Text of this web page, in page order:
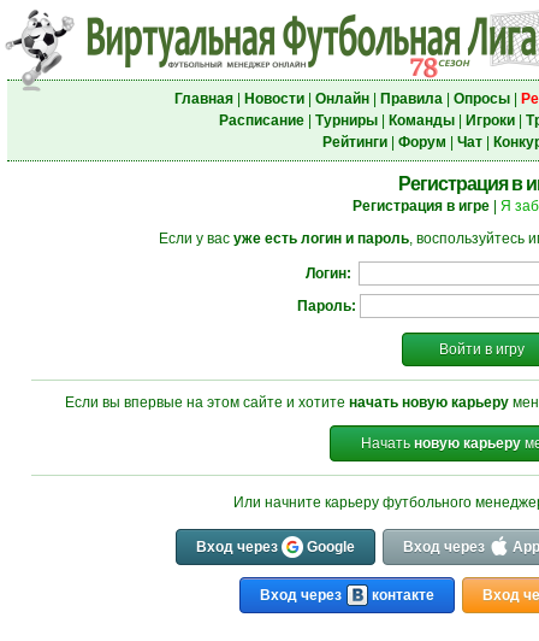
Главная| Новости| Онлайн| Правила| Опросы|
Расписание| Турниры| Команды| Игроки|
Рейтинги| Форум Чат|
Регистрация в
Регистрация в игре| Я
Если у вас уже есть логин и пароль, воспользуйтесь
Логин:
Пароль:
Войти в игру
Если вы впервые на этом сайте и хотите начать новую карьеру
Начать новую карьеру
Или начните карьеру футбольного
Вход через Google Вход через
Вход через контакте Вход